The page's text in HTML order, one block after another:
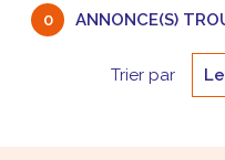
0 ANNONCE(S)
Trier par